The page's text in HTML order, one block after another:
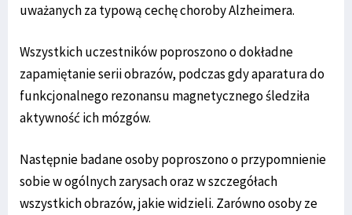
uważanych za typową cechę choroby Alzheimera.
Wszystkich uczestników poproszono o dokładne
zapamiętanie serii obrazów, podczas gdy aparatura do
funkcjonalnego rezonansu magnetycznego śledziła
aktywność ich mózgów.
Następnie badane osoby poproszono o przypomnienie
sobie w ogólnych zarysach oraz w szczegółach
wszystkich obrazów, jakie widzieli. Zarówno osoby ze